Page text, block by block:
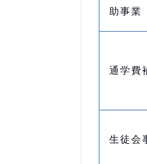
助事業
通学費
生徒会